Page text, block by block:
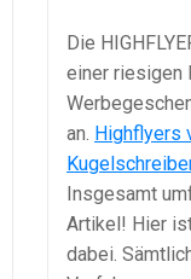
Die
einer riesigen
an. Highflyers
Insgesamt
Artikel! Hier
dabei.